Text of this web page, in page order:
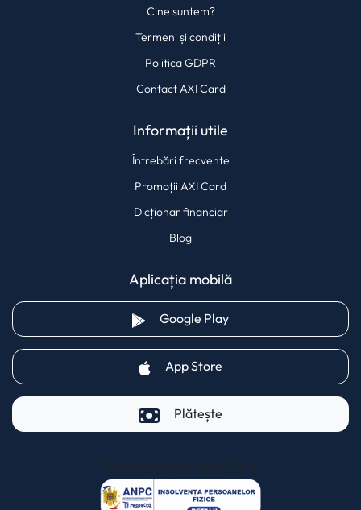
Cine suntem?
Termeni și condiții
Politica GDPR
Contact AXI Card
Informații utile
Întrebări frecvente
Promoții AXI Card
Dicționar financiar
Blog
Aplicația mobilă
Google Play(opens in a new tab)
App Store
Plătește
Pentru clienții AXI Card
(opens in a new